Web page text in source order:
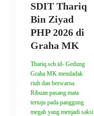
SDIT Thariq
Bin Ziyad
PHP 2026 di
Graha MK
Thariq.sch.id- Gedung
Graha MK mendadak
riuh dan berwarna.
Ribuan pasang mata
tertuju pada panggung
megah yang menjadi saksi